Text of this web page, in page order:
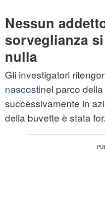
Nessun
sorveglianza
nulla
Gli investigatori
nascostinel parco
successivamente in
della buvette è stata